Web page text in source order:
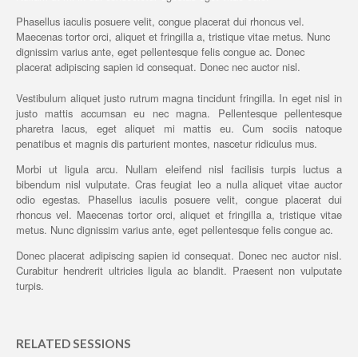
Phasellus iaculis posuere velit, congue placerat dui rhoncus vel.
Maecenas tortor orci, aliquet et fringilla a, tristique vitae metus. Nunc
dignissim varius ante, eget pellentesque felis congue ac. Donec
placerat adipiscing sapien id consequat. Donec nec auctor nisl.
Vestibulum aliquet justo rutrum magna tincidunt fringilla. In eget nisl in
justo mattis accumsan eu nec magna. Pellentesque pellentesque
pharetra lacus, eget aliquet mi mattis eu. Cum sociis natoque
penatibus et magnis dis parturient montes, nascetur ridiculus mus.
Morbi ut ligula arcu. Nullam eleifend nisl facilisis turpis luctus a
bibendum nisl vulputate. Cras feugiat leo a nulla aliquet vitae auctor
odio egestas. Phasellus iaculis posuere velit, congue placerat dui
rhoncus vel. Maecenas tortor orci, aliquet et fringilla a, tristique vitae
metus. Nunc dignissim varius ante, eget pellentesque felis congue ac.
Donec placerat adipiscing sapien id consequat. Donec nec auctor nisl.
Curabitur hendrerit ultricies ligula ac blandit. Praesent non vulputate
turpis.
RELATED SESSIONS